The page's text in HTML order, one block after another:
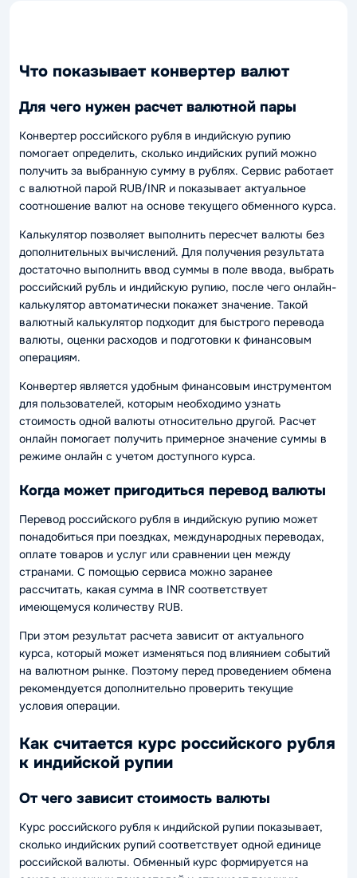
Что показывает конвертер валют
Для чего нужен расчет валютной пары
Конвертер российского рубля в индийскую рупию
помогает определить, сколько индийских рупий можно
получить за выбранную сумму в рублях. Сервис работает
с валютной парой RUB/INR и показывает актуальное
соотношение валют на основе текущего обменного курса.
Калькулятор позволяет выполнить пересчет валюты без
дополнительных вычислений. Для получения результата
достаточно выполнить ввод суммы в поле ввода, выбрать
российский рубль и индийскую рупию, после чего онлайн-
калькулятор автоматически покажет значение. Такой
валютный калькулятор подходит для быстрого перевода
валюты, оценки расходов и подготовки к финансовым
операциям.
Конвертер является удобным финансовым инструментом
для пользователей, которым необходимо узнать
стоимость одной валюты относительно другой. Расчет
онлайн помогает получить примерное значение суммы в
режиме онлайн с учетом доступного курса.
Когда может пригодиться перевод валюты
Перевод российского рубля в индийскую рупию может
понадобиться при поездках, международных переводах,
оплате товаров и услуг или сравнении цен между
странами. С помощью сервиса можно заранее
рассчитать, какая сумма в INR соответствует
имеющемуся количеству RUB.
При этом результат расчета зависит от актуального
курса, который может изменяться под влиянием событий
на валютном рынке. Поэтому перед проведением обмена
рекомендуется дополнительно проверить текущие
условия операции.
Как считается курс российского рубля
к индийской рупии
От чего зависит стоимость валюты
Курс российского рубля к индийской рупии показывает,
сколько индийских рупий соответствует одной единице
российской валюты. Обменный курс формируется на